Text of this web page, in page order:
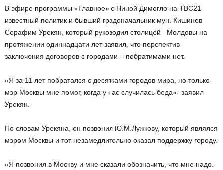
В эфире программы «Главное» с Ниной Димогло на ТВС21
известный политик и бывший градоначальник мун. Кишинев
Серафим Урекян, который руководил столицей Молдовы на
протяжении одиннадцати лет заявил, что перспектив
заключения договоров с городами – побратимами нет.
«Я за 11 лет побратался с десятками городов мира, но только
мэр Москвы мне помог, когда у нас случилась беда»- заявил
Урекян.
По словам Урекяна, он позвонил Ю.М.Лужкову, который являлся
мэром Москвы и тот незамедлительно оказал поддержку городу.
«Я позвонил в Москву и мне сказали обозначить, что мне надо.